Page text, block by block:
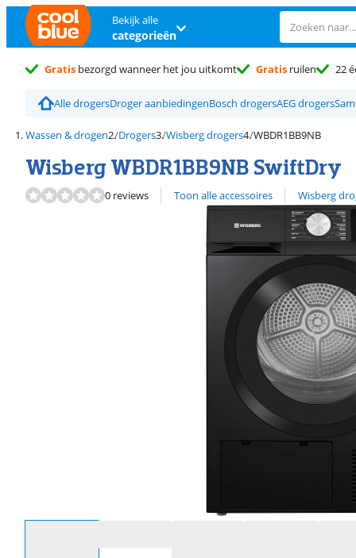
Bekijk alle
categorieën
Gratis bezorgd wanneer het jou uitkomt Gratis ruilen 22
Alle drogersDroger aanbiedingenBosch drogersAEG drogers
Wassen & drogen Drogers Wisberg drogers WBDR1BB9NB
Wisberg WBDR1BB9NB SwiftDry
0 reviews Toon alle accessoires
Bekijk alle Wisberg